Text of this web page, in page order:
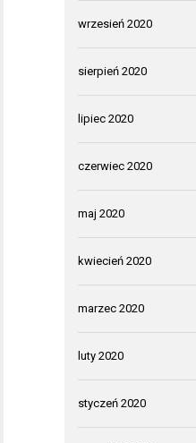
wrzesień 2020
sierpień 2020
lipiec 2020
czerwiec 2020
maj 2020
kwiecień 2020
marzec 2020
luty 2020
styczeń 2020